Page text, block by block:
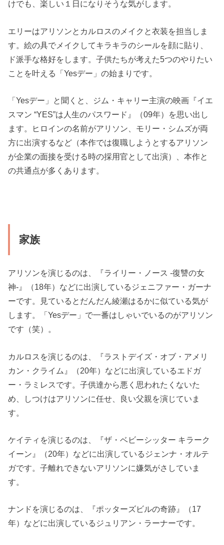
けでも、楽しい１日になりそうな気がします。
エリーはアリソンとカルロスのメイクと衣装を担当しま
す。絵の具でメイクしてキラキラのシールを顔に貼り、
ド派手な格好をします。子供たちが考えた5つのやりたい
ことを叶える「Yesデー」の始まりです。
「Yesデー」と聞くと、ジム・キャリー主演の映画『イエ
スマン “YES”は人生のパスワード』（09年）を思い出し
ます。ヒロインの名前がアリソン、モリー・シムズが両
方に出演するなど（本作では復職しようとするアリソン
が企業の面接を受ける時の採用官として出演）、本作と
の共通点が多くあります。
家族
アリソンを演じるのは、『ライリー・ノース -復讐の女
神-』（18年）などに出演しているジェニファー・ガーナ
ーです。見ているとだんだん綾瀬はるかに似ている気が
します。「Yesデー」で一番はしゃいでいるのがアリソン
です（笑）。
カルロスを演じるのは、『ラストデイズ・オブ・アメリ
カン・クライム』（20年）などに出演しているエドガ
ー・ラミレスです。子供達から悪く思われたくないた
め、しつけはアリソンに任せ、良い父親を演じていま
す。
ケイティを演じるのは、『ザ・ベビーシッター キラーク
イーン』（20年）などに出演しているジェンナ・オルテ
ガです。子離れできないアリソンに嫌気がさしていま
す。
ナンドを演じるのは、『ポッターズビルの奇跡』（17
年）などに出演しているジュリアン・ラーナーです。